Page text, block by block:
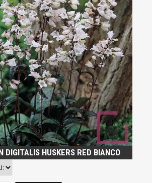
DIGITALIS HUSKERS RED BIANCO